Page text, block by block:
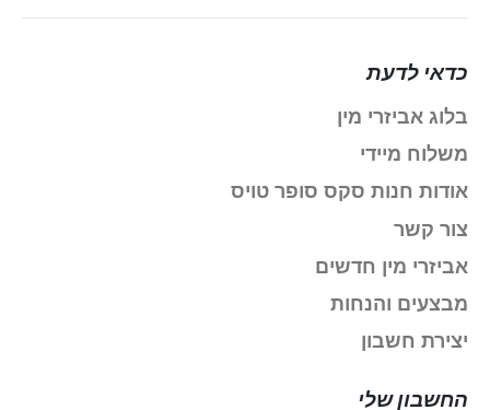
כדאי לדעת
בלוג אביזרי מין
משלוח מיידי
אודות חנות סקס סופר טויס
צור קשר
אביזרי מין חדשים
מבצעים והנחות
יצירת חשבון
החשבון שלי